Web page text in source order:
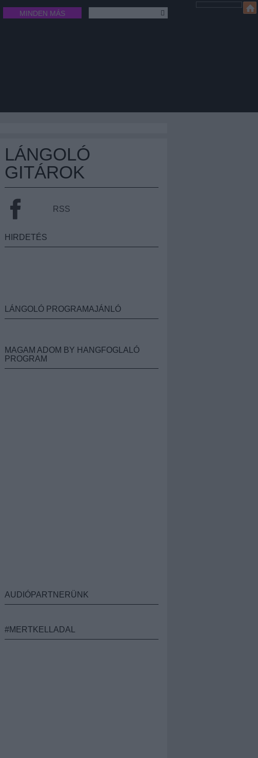
MINDEN MÁS
LÁNGOLÓ
GITÁROK
RSS
HIRDETÉS
LÁNGOLÓ PROGRAMAJÁNLÓ
MAGAM ADOM BY HANGFOGLALÓ
PROGRAM
AUDIÓPARTNERÜNK
#MERTKELLADAL